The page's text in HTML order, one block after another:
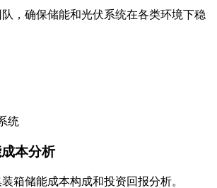
，确保储能和光伏系统在各类环境下稳
本分析
箱储能成本构成和投资回报分析。